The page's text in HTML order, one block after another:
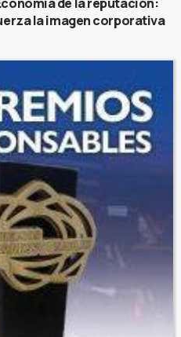
la imagen corporativa